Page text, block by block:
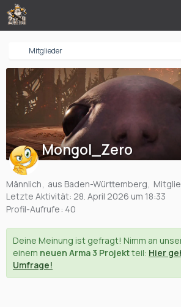
Mitglieder
Mongol_Zero
Männlich aus Baden-Württemberg
Letzte Aktivität: 28. April 2026 um 18:33
Profil-Aufrufe 40
Deine Meinung ist gefragt! Nimm an
einem neuen Arma 3 Projektteil: Hier
Umfrage!